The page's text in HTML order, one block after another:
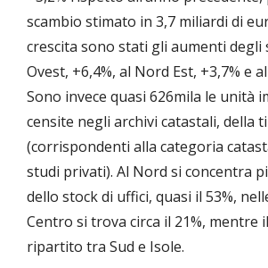
scambio stimato in 3,7 miliardi di
crescita sono stati gli aumenti degli
Ovest, +6,4%, al Nord Est, +3,7% e
Sono invece quasi 626mila le unità
censite negli archivi catastali, della
(corrispondenti alla categoria
studi privati). Al Nord si concentra
dello stock di uffici, quasi il 53%,
Centro si trova circa il 21%, mentre
ripartito tra Sud e Isole.